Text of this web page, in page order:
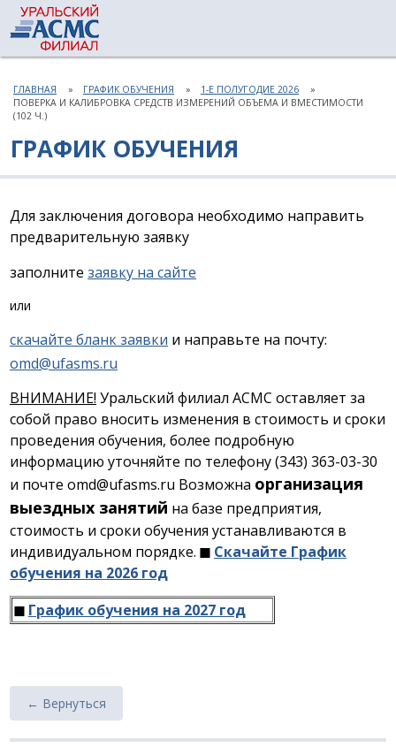
ГЛАВНАЯ ГРАФИК ОБУЧЕНИЯ
1-Е ПОЛУГОДИЕ 2026
ПОВЕРКА И КАЛИБРОВКА СРЕДСТВ ИЗМЕРЕНИЙ ОБЪЕМА И ВМЕСТИМОСТИ
(102 Ч.)
ГРАФИК ОБУЧЕНИЯ
Для заключения договора необходимо направить
предварительную заявку
заполните заявку на сайте
или
скачайте бланк заявки и направьте на почту:
omd@ufasms.ru
ВНИМАНИЕ! Уральский филиал АСМС оставляет за
собой право вносить изменения в стоимость и сроки
проведения обучения, более подробную
информацию уточняйте по телефону (343) 363-03-30
и почте omd@ufasms.ru Возможна организация
выездных занятий на базе предприятия,
стоимость и сроки обучения устанавливаются в
индивидуальном порядке. ◼ Скачайте График
обучения на 2026 год
◼ График обучения на 2027 год
← Вернуться